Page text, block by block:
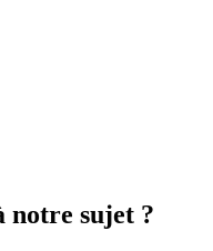
notre sujet ?